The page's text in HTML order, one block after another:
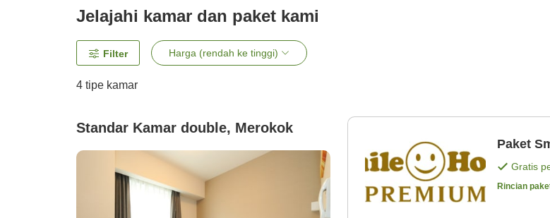
Jelajahi kamar dan paket kami
Filter Harga (rendah ke tinggi)
4 tipe kamar
Standar Kamar double, Merokok
Paket
Gratis
Rincian